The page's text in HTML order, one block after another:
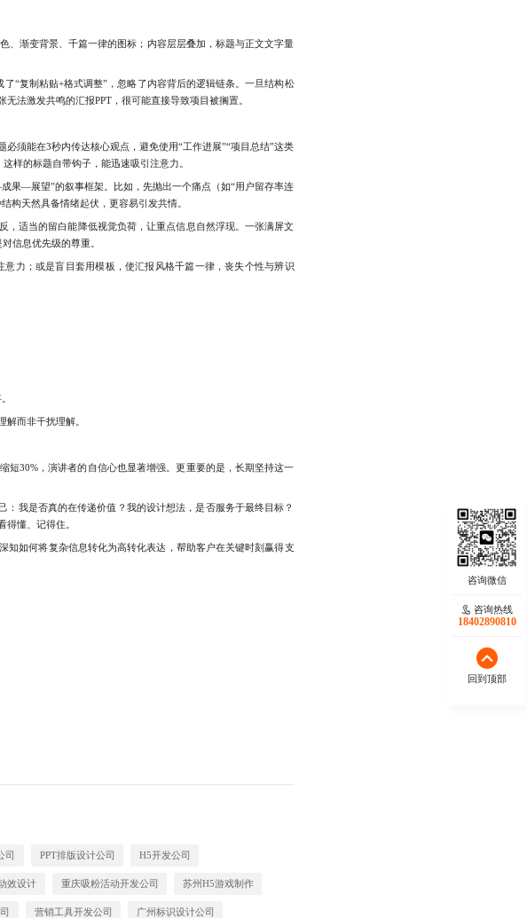
渐变背景、千篇一律的图标；内容层层叠加，标题与正文文字量
“复制粘贴+格式调整”，忽略了内容背后的逻辑链条。一旦结构松
法激发共鸣的汇报PPT，很可能直接导致项目被搁置。
须能在3秒内传达核心观点，避免使用“工作进展”“项目总结”这类
样的标题自带钩子，能迅速吸引注意力。
—展望”的叙事框架。比如，先抛出一个痛点（如“用户留存率连
构天然具备情绪起伏，更容易引发共情。
适当的留白能降低视觉负荷，让重点信息自然浮现。一张满屏文
信息优先级的尊重。
力；或是盲目套用模板，使汇报风格千篇一律，丧失个性与辨识
而非干扰理解。
30%，演讲者的自信心也显著增强。更重要的是，长期坚持这一
我是否真的在传递价值？我的设计想法，是否服务于最终目标？
懂、记得住。
知如何将复杂信息转化为高转化表达，帮助客户在关键时刻赢得支
司 PPT排版设计公司 H5开发公司
效设计 重庆吸粉活动开发公司 苏州H5游戏制作
营销工具开发公司 广州标识设计公司
咨询热线
18402890810
回到顶部